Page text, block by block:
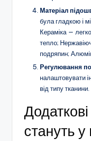
Матеріал
була гладкою і
Кераміка —
тепло;
подряпин;
Регулювання
налаштовувати
від типу тканини.
Додаткові
стануть у